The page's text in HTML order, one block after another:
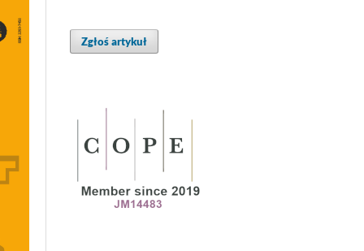
Zgłoś artykuł